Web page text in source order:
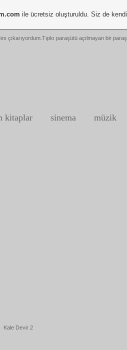
çıkarıyordum.Tıpkı paraşütü açılmayan bir
kitaplar sinema müzik
Kale Devir 2
ile ücretsiz oluşturuldu. Siz de